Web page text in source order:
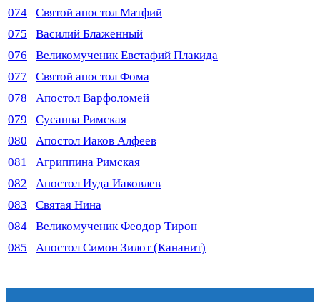
074
Святой апостол Матфий
075
Василий Блаженный
076
Великомученик Евстафий Плакида
077
Святой апостол Фома
078
Апостол Варфоломей
079
Сусанна Римская
080
Апостол Иаков Алфеев
081
Агриппина Римская
082
Апостол Иуда Иаковлев
083
Святая Нина
084
Великомученик Феодор Тирон
085
Апостол Симон Зилот (Кананит)